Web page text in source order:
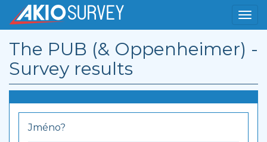
The PUB (& Oppenheimer) -
Survey results
Jméno?